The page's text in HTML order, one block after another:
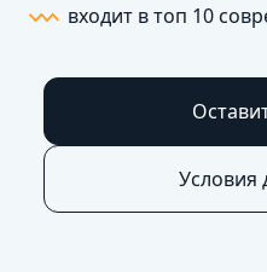
входит в топ 10
Условия